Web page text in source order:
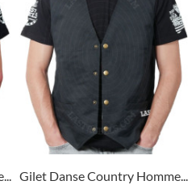
Gilet Danse Country Homme...